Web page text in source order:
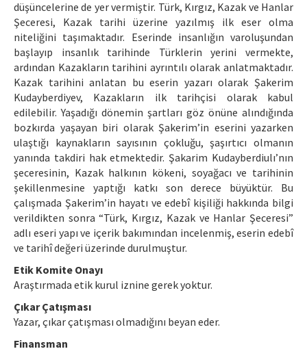
düşüncelerine de yer vermiştir. Türk, Kırgız, Kazak ve Hanlar
Şeceresi, Kazak tarihi üzerine yazılmış ilk eser olma
niteliğini taşımaktadır. Eserinde insanlığın varoluşundan
başlayıp insanlık tarihinde Türklerin yerini vermekte,
ardından Kazakların tarihini ayrıntılı olarak anlatmaktadır.
Kazak tarihini anlatan bu eserin yazarı olarak Şakerim
Kudayberdiyev, Kazakların ilk tarihçisi olarak kabul
edilebilir. Yaşadığı dönemin şartları göz önüne alındığında
bozkırda yaşayan biri olarak Şakerim’in eserini yazarken
ulaştığı kaynakların sayısının çokluğu, şaşırtıcı olmanın
yanında takdiri hak etmektedir. Şakarim Kudayberdiulı’nın
şeceresinin, Kazak halkının kökeni, soyağacı ve tarihinin
şekillenmesine yaptığı katkı son derece büyüktür. Bu
çalışmada Şakerim’in hayatı ve edebî kişiliği hakkında bilgi
verildikten sonra “Türk, Kırgız, Kazak ve Hanlar Şeceresi”
adlı eseri yapı ve içerik bakımından incelenmiş, eserin edebî
ve tarihî değeri üzerinde durulmuştur.
Etik Komite Onayı
Araştırmada etik kurul iznine gerek yoktur.
Çıkar Çatışması
Yazar, çıkar çatışması olmadığını beyan eder.
Finansman